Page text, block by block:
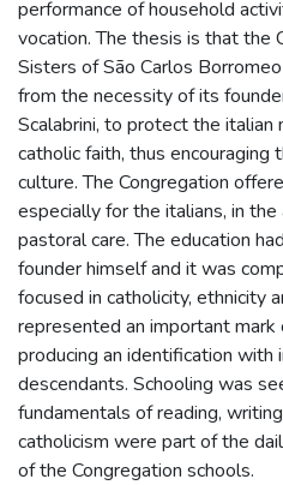
performance of household
vocation. The thesis is that the
Sisters of São Carlos
from the necessity of its
Scalabrini, to protect the italian
catholic faith, thus encouraging
culture. The Congregation
especially for the italians, in
pastoral care. The education
founder himself and it was
focused in catholicity, ethnicity
represented an important mark
producing an identification with
descendants. Schooling was
fundamentals of reading,
catholicism were part of the
of the Congregation schools.